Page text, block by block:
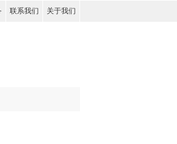
联系我们 关于我们